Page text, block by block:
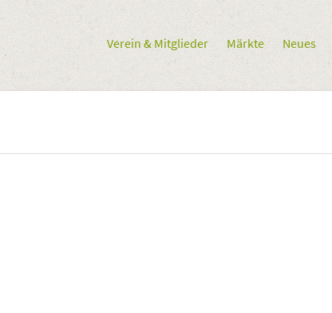
Verein & Mitglieder Märkte Neues